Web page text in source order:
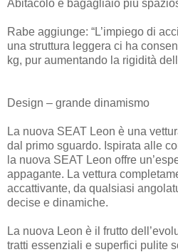
Abitacolo e bagagliaio più
Rabe aggiunge: “L’impiego di
una struttura leggera ci ha
kg, pur aumentando la rigidità
Design – grande dinamismo
La nuova SEAT Leon è una
dal primo sguardo. Ispirata alle
la nuova SEAT Leon offre
appagante. La vettura
accattivante, da qualsiasi
decise e dinamiche.
La nuova Leon è il frutto
tratti essenziali e superfici pulite